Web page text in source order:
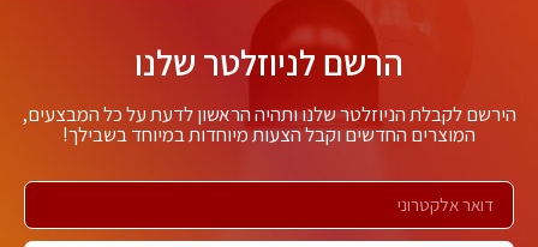
הרשם לניוזלטר שלנו
לקבלת הניוזלטר שלנו ותהיה הראשון לדעת על כל המבצעים,
המוצרים החדשים וקבל הצעות מיוחדות במיוחד בשבילך!